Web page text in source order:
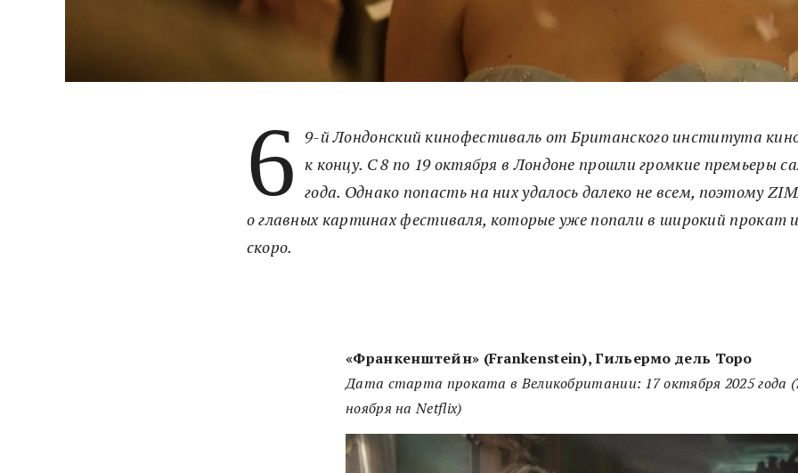
6 9-й Лондонский кинофестиваль от Британского института
к концу. С 8 по 19 октября в Лондоне прошли громкие премьеры
года. Однако попасть на них удалось далеко не всем, поэтому
о главных картинах фестиваля, которые уже попали в широкий прокат
скоро.
«Франкенштейн» (Frankenstein), Гильермо дель Торо
Дата старта проката в Великобритании: 17 октября 2025 года
ноября на Netflix)